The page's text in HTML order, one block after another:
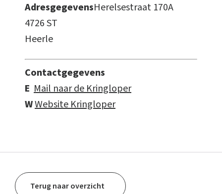
AdresgegevensHerelsestraat 170A
4726 ST
Heerle
Contactgegevens
E Mail naar de Kringloper
WWebsite Kringloper
Terug naar overzicht